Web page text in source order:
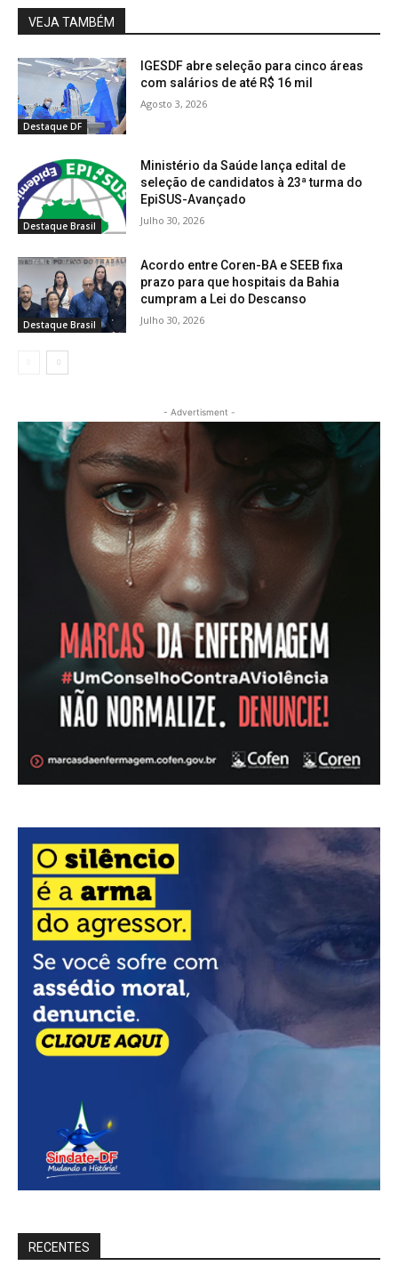
VEJA TAMBÉM
Destaque DF
IGESDF abre seleção para cinco áreas
com salários de até R$ 16 mil
Agosto 3, 2026
Destaque Brasil
Ministério da Saúde lança edital de
seleção de candidatos à 23ª turma do
EpiSUS-Avançado
Julho 30, 2026
Destaque Brasil
Acordo entre Coren-BA e SEEB fixa
prazo para que hospitais da Bahia
cumpram a Lei do Descanso
Julho 30, 2026
- Advertisment -
RECENTES